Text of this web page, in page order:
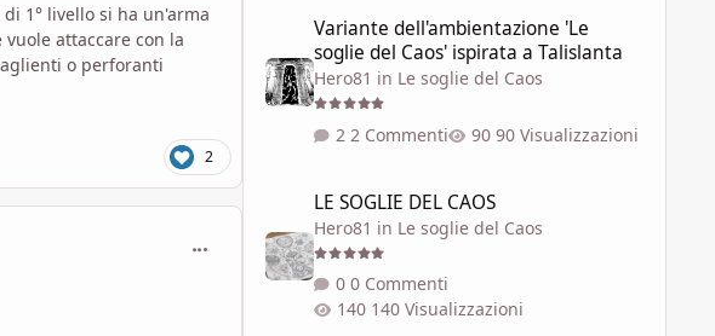
1° livello si ha un'arma
attaccare con la
o perforanti
2
comment_1786972
Variante dell'ambientazione 'Le
soglie del Caos' ispirata a Talislanta
Hero81 in Le soglie del Caos
2 Commenti 90 Visualizzazioni
LE SOGLIE DEL CAOS
LE SOGLIE DEL CAOS
Hero81 in Le soglie del Caos
0 Commenti
140 Visualizzazioni